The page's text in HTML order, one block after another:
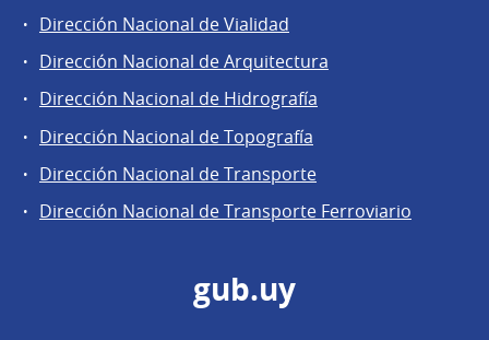
Dirección Nacional de Vialidad
Dirección Nacional de Arquitectura
Dirección Nacional de Hidrografía
Dirección Nacional de Topografía
Dirección Nacional de Transporte
Dirección Nacional de Transporte Ferroviario
gub.uy